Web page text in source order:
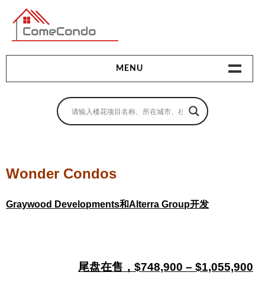
多伦多最新最全的楼花搜索引擎
MENU
地产相关
卖房指南
贷款指南
Wonder Condos
Graywood Developments和Alterra Group开发
尾盘在售，$748,900 – $1,055,900